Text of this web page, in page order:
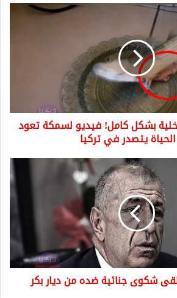
بشكل كامل! فيديو لسمكة تعود
يتصدر في تركيا
شكوى جنائية ضده من ديار بكر